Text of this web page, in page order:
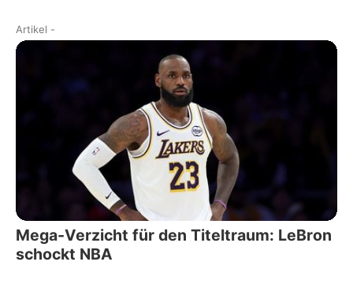
Artikel -
Mega-Verzicht für den Titeltraum: LeBron
schockt NBA